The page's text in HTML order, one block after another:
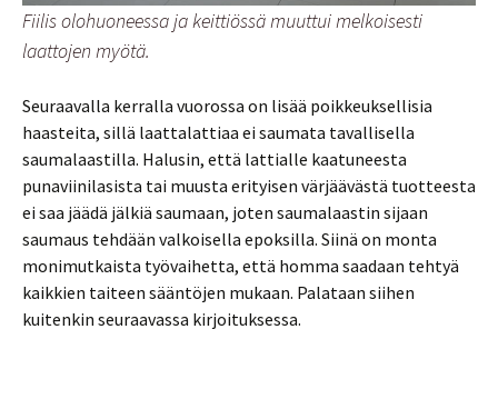
Fiilis olohuoneessa ja keittiössä muuttui melkoisesti
laattojen myötä.
Seuraavalla kerralla vuorossa on lisää poikkeuksellisia
haasteita, sillä laattalattiaa ei saumata tavallisella
saumalaastilla. Halusin, että lattialle kaatuneesta
punaviinilasista tai muusta erityisen värjäävästä tuotteesta
ei saa jäädä jälkiä saumaan, joten saumalaastin sijaan
saumaus tehdään valkoisella epoksilla. Siinä on monta
monimutkaista työvaihetta, että homma saadaan tehtyä
kaikkien taiteen sääntöjen mukaan. Palataan siihen
kuitenkin seuraavassa kirjoituksessa.